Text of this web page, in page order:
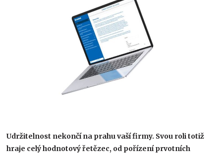
Udržitelnost nekončí na prahu vaší firmy. Svou roli totiž
hraje celý hodnotový řetězec, od pořízení prvotních